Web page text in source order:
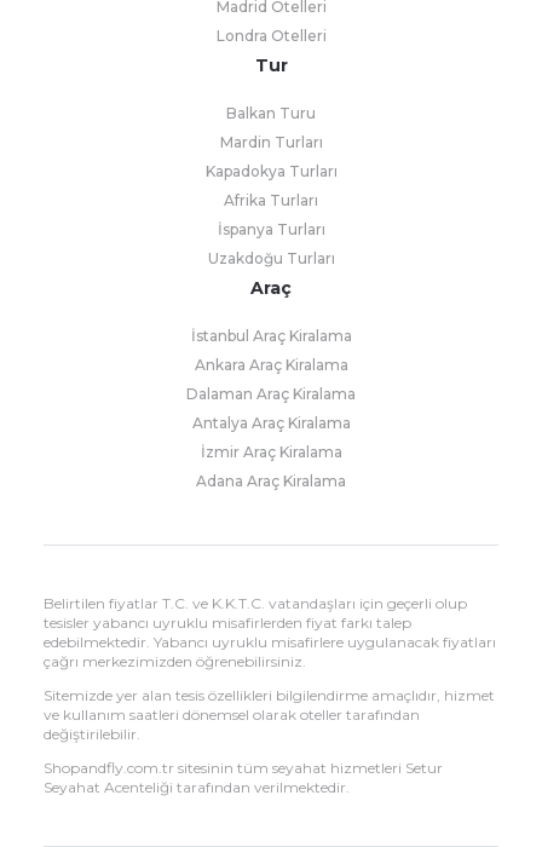
Madrid Otelleri
Londra Otelleri
Tur
Balkan Turu
Mardin Turları
Kapadokya Turları
Afrika Turları
İspanya Turları
Uzakdoğu Turları
Araç
İstanbul Araç Kiralama
Ankara Araç Kiralama
Dalaman Araç Kiralama
Antalya Araç Kiralama
İzmir Araç Kiralama
Adana Araç Kiralama
Belirtilen fiyatlar T.C. ve K.K.T.C. vatandaşları için geçerli olup
tesisler yabancı uyruklu misafirlerden fiyat farkı talep
edebilmektedir. Yabancı uyruklu misafirlere uygulanacak fiyatları
çağrı merkezimizden öğrenebilirsiniz.
Sitemizde yer alan tesis özellikleri bilgilendirme amaçlıdır, hizmet
ve kullanım saatleri dönemsel olarak oteller tarafından
değiştirilebilir.
Shopandfly.com.tr sitesinin tüm seyahat hizmetleri Setur
Seyahat Acenteliği tarafından verilmektedir.